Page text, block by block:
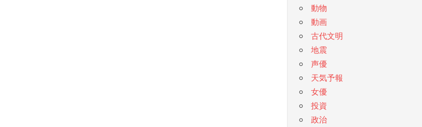
動物
動画
古代文明
地震
声優
天気予報
女優
投資
政治